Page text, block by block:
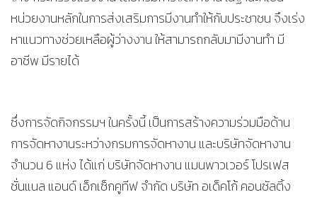
หน่วยงานหลักในการส่งเสริมการมีงานทำให้กับประชาชน จึงเร่ง
หาแนวทางช่วยเหลือผู้ว่างงาน ให้สามารถกลับมามีงานทำ มี
อาชีพ มีรายได้
ซึ่งการจัดกิจกรรมฯ ในครั้งนี้ เป็นการสร้างความร่วมมือด้าน
การจัดหางานระหว่างกรมการจัดหางาน และบริษัทจัดหางาน
จำนวน 6 แห่ง ได้แก่ บริษัทจัดหางาน แมนพาวเวอร์ โปรเฟส
ชั่นแนล แอนด์ เอ็กเซ็กคูทีฟ จำกัด บริษัท อเด็คโก้ คอนซัลติ้ง